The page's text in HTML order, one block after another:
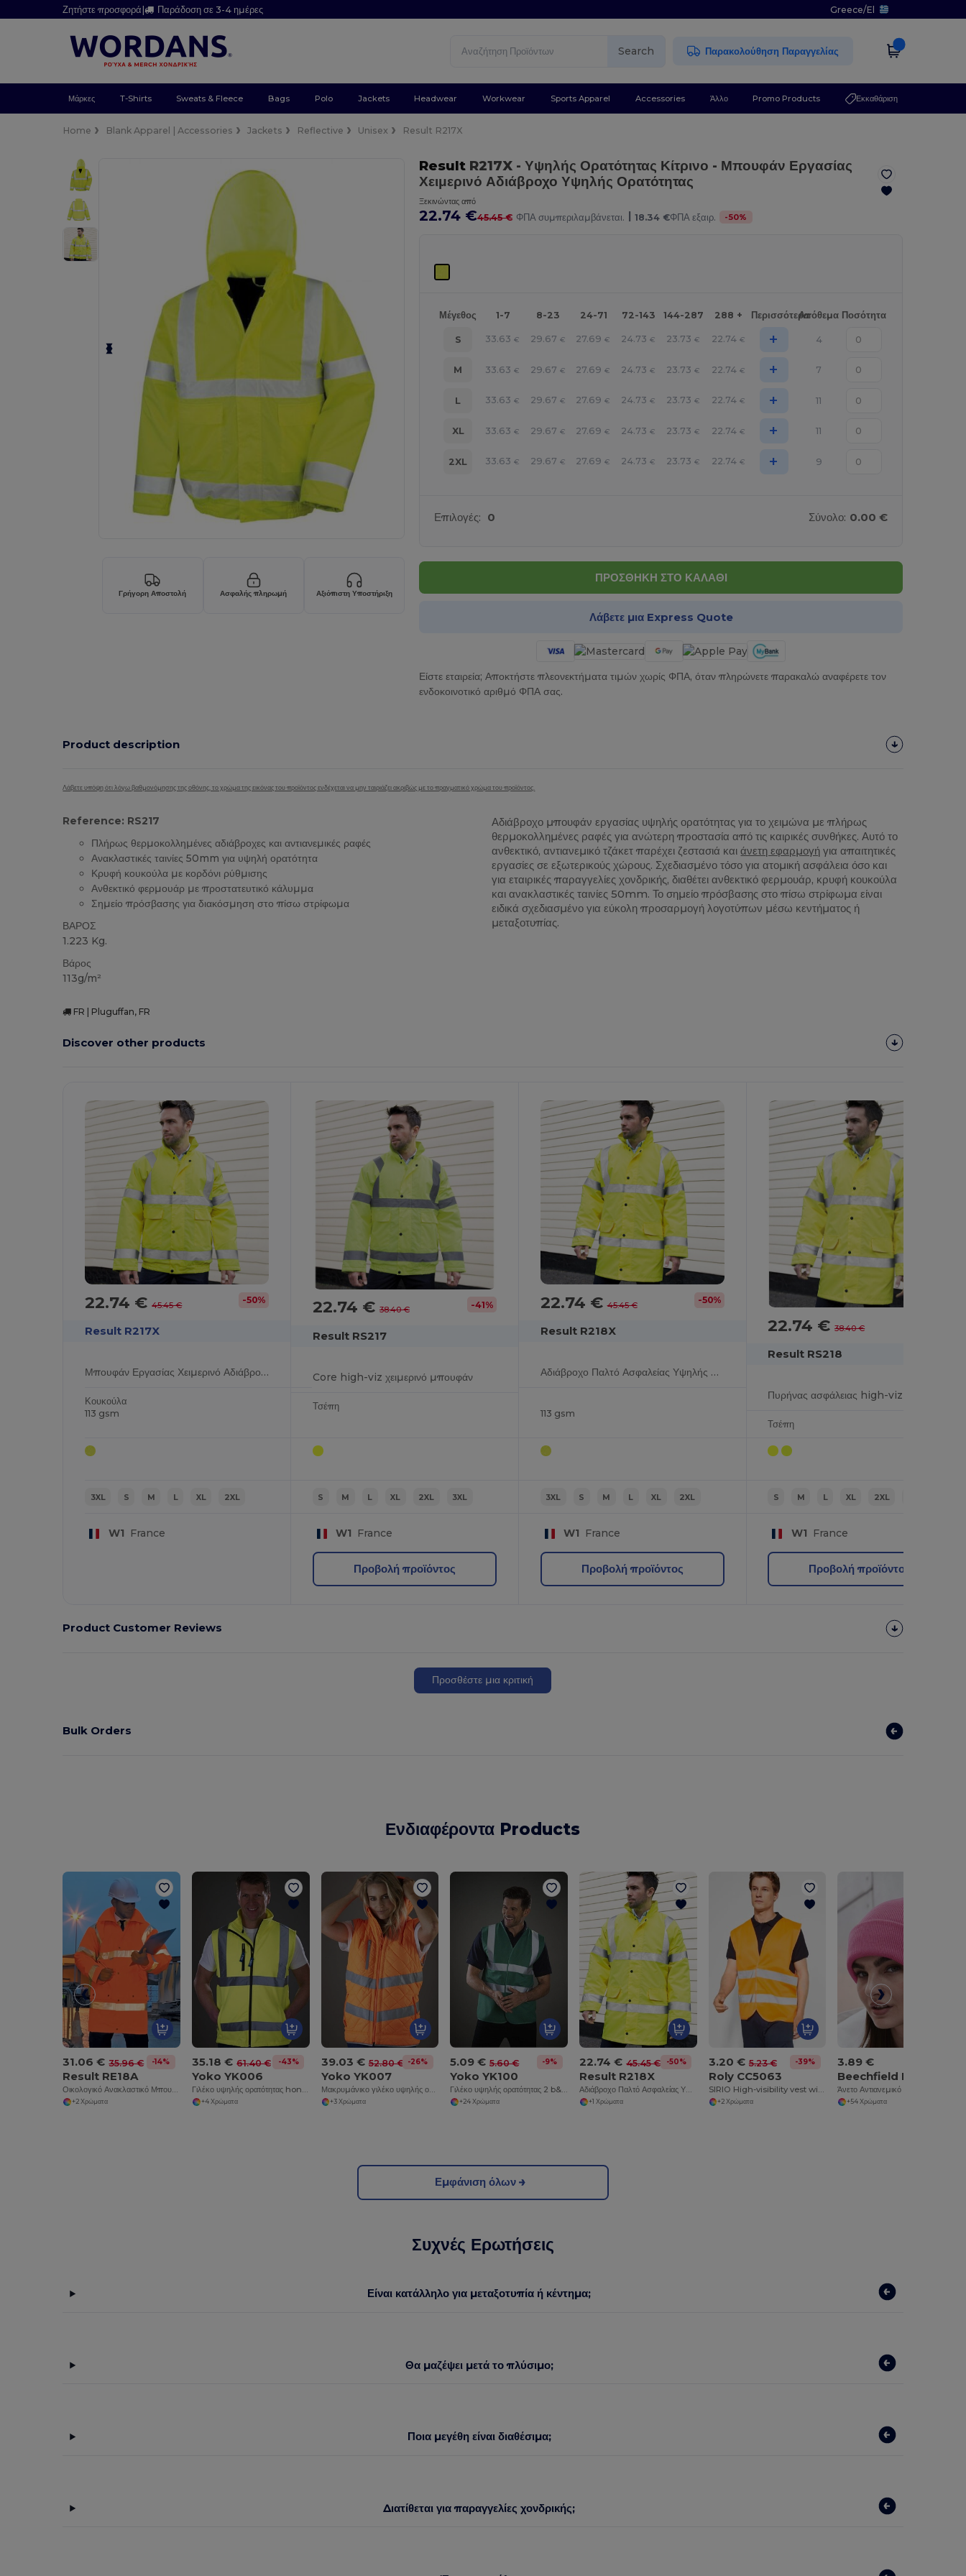
Ζητήστε προσφορά| Παράδοση σε 3-4 ημέρες Greece/El
Search Παρακολούθηση Παραγγελίας
Μάρκες T-Shirts Sweats & Fleece Bags Polo Jackets Headwear Workwear Sports Apparel Accessories Άλλο Promo Products Εκκαθάριση
Home Blank Apparel | Accessories Jackets Reflective Unisex Result R217X
Γρήγορη Αποστολή Ασφαλής πληρωμή Αξιόπιστη Υποστήριξη
ResultR217X - Υψηλής Ορατότητας Κίτρινο - Μπουφάν Εργασίας
Χειμερινό Αδιάβροχο Υψηλής Ορατότητας
Ξεκινώντας από
22.74 €45.45 € ΦΠΑ συμπεριλαμβάνεται. | 18.34 €ΦΠΑ εξαιρ. -50%
Μέγεθος 1-7 8-23 24-71 72-143 144-287 288 + ΠερισσότεραΑπόθεμα Ποσότητα
S 33.63 € 29.67 € 27.69 € 24.73 € 23.73 € 22.74 € + 4
M 33.63 € 29.67 € 27.69 € 24.73 € 23.73 € 22.74 € + 7
L 33.63 € 29.67 € 27.69 € 24.73 € 23.73 € 22.74 € + 11
XL 33.63 € 29.67 € 27.69 € 24.73 € 23.73 € 22.74 € + 11
2XL 33.63 € 29.67 € 27.69 € 24.73 € 23.73 € 22.74 € + 9
Επιλογές: 0 Σύνολο: 0.00 €
ΠΡΟΣΘΗΚΗ ΣΤΟ ΚΑΛΑΘΙ
Λάβετε μια Express Quote
Είστε εταιρεία; Αποκτήστε πλεονεκτήματα τιμών χωρίς ΦΠΑ, όταν πληρώνετε παρακαλώ αναφέρετε τον
ενδοκοινοτικό αριθμό ΦΠΑ σας.
Product description
Λάβετε υπόψη ότι λόγω βαθμονόμησης της οθόνης, το χρώμα της εικόνας του προϊόντος ενδέχεται να μην ταιριάζει ακριβώς με το πραγματικό χρώμα του προϊόντος.
Reference: RS217
Πλήρως θερμοκολλημένες αδιάβροχες και αντιανεμικές ραφές
Ανακλαστικές ταινίες 50mm για υψηλή ορατότητα
Κρυφή κουκούλα με κορδόνι ρύθμισης
Ανθεκτικό φερμουάρ με προστατευτικό κάλυμμα
Σημείο πρόσβασης για διακόσμηση στο πίσω στρίφωμα
ΒΑΡΟΣ
1.223 Kg.
Βάρος
113g/m²
Αδιάβροχο μπουφάν εργασίας υψηλής ορατότητας για το χειμώνα με πλήρως
θερμοκολλημένες ραφές για ανώτερη προστασία από τις καιρικές συνθήκες. Αυτό το
ανθεκτικό, αντιανεμικό τζάκετ παρέχει ζεστασιά καιάνετη εφαρμογή για απαιτητικές
εργασίες σε εξωτερικούς χώρους. Σχεδιασμένο τόσο για ατομική ασφάλεια όσο και
για εταιρικές παραγγελίες χονδρικής, διαθέτει ανθεκτικό φερμουάρ, κρυφή κουκούλα
και ανακλαστικές ταινίες 50mm. Το σημείο πρόσβασης στο πίσω στρίφωμα είναι
ειδικά σχεδιασμένο για εύκολη προσαρμογή λογοτύπων μέσω κεντήματος ή
μεταξοτυπίας.
FR | Pluguffan, FR
Discover other products
22.74 €45.45 € -50%
Result R217X
Μπουφάν Εργασίας Χειμερινό Αδιάβροχο Υψηλής Ορατότητας
Κουκούλα
113 gsm
3XL S M L XL 2XL
W1 France
22.74 € 38.40 € -41%
Result RS217
Core high-viz χειμερινό μπουφάν
Τσέπη
S M L XL 2XL 3XL
W1 France
Προβολή προϊόντος
22.74 €45.45 € -50%
Result R218X
Αδιάβροχο Παλτό Ασφαλείας Υψηλής Ορατότητας με Κουκούλα
113 gsm
3XL S M L XL 2XL
W1 France
Προβολή προϊόντος
22.74 €38.40 €
Result RS218
Τσέπη
S M L XL 2XL
W1 France
Προβολή προϊόντος
Product Customer Reviews
Προσθέστε μια κριτική
Bulk Orders
Ενδιαφέροντα Products
31.06 € 35.96 € -14%
Result RE18A
Οικολογικό Ανακλαστικό Μπουφάν Ασφαλείας με Κουκούλα
+2 Χρώματα
35.18 € 61.40 € -43%
Yoko YK006
Γιλέκο υψηλής ορατότητας honeycomb (HVW120)
+4 Χρώματα
39.03 € 52.80 € -26%
Yoko YK007
Μακρυμάνικο γιλέκο υψηλής ορατότητας (HVJ200)
+3 Χρώματα
5.09 € 5.60 € -9%
Yoko YK100
Γιλέκο υψηλής ορατότητας 2 b&b Child (HVW100CH)
+24 Χρώματα
22.74 € 45.45 € -50%
Result R218X
Αδιάβροχο Παλτό Ασφαλείας Υψηλής Ορατότητας με Κουκούλα
+1 Χρώματα
3.20 € 5.23 € -39%
Roly CC5063
SIRIO High-visibility vest with V-neck
+2 Χρώματα
3.89 €
Beechfield BF045
+54 Χρώματα
Εμφάνιση όλων
Συχνές Ερωτήσεις
Είναι κατάλληλο για μεταξοτυπία ή κέντημα;
Θα μαζέψει μετά το πλύσιμο;
Ποια μεγέθη είναι διαθέσιμα;
Διατίθεται για παραγγελίες χονδρικής;